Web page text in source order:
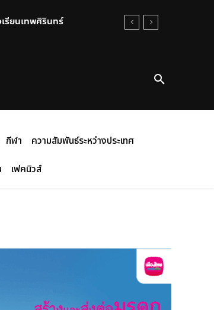
นเทพศิรินทร์
งคม
กีฬา
ความสัมพันธ์ระหว่างประเทศ
เฟคนิวส์